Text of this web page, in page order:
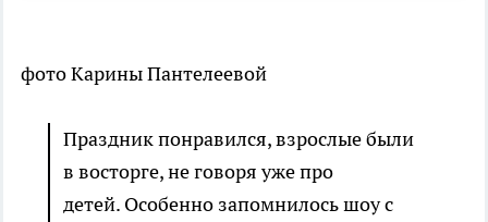
фото Карины Пантелеевой
Праздник понравился, взрослые были
в восторге, не говоря уже про
детей. Особенно запомнилось шоу с